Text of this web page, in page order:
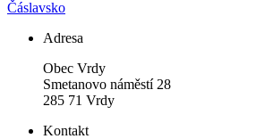
Čáslavsko
Adresa
Obec Vrdy
Smetanovo náměstí 28
285 71 Vrdy
Kontakt